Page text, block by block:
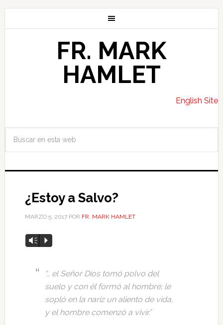
FR. MARK
HAMLET
English Site
¿Estoy a Salvo?
MARZO 5, 2017POR FR. MARK HAMLET
Reproductor
Vm P
“… el Señor Dios tomó polvo del
suelo y con él formó al hombre; le
sopló en la nariz un aliento de vida,
y el hombre comenzó a vivir.”